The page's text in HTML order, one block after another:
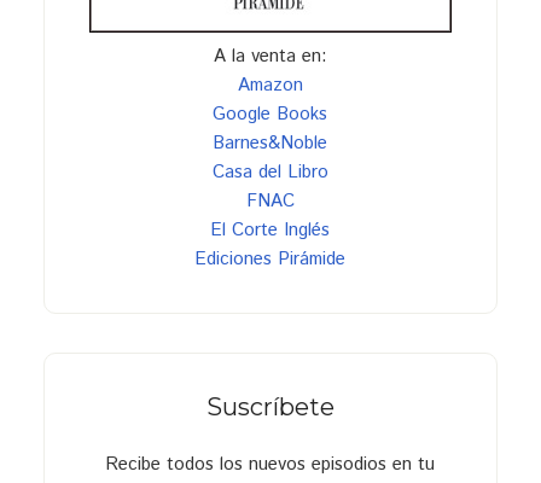
A la venta en:
Amazon
Google Books
Barnes&Noble
Casa del Libro
FNAC
El Corte Inglés
Ediciones Pirámide
Suscríbete
Recibe todos los nuevos episodios en tu